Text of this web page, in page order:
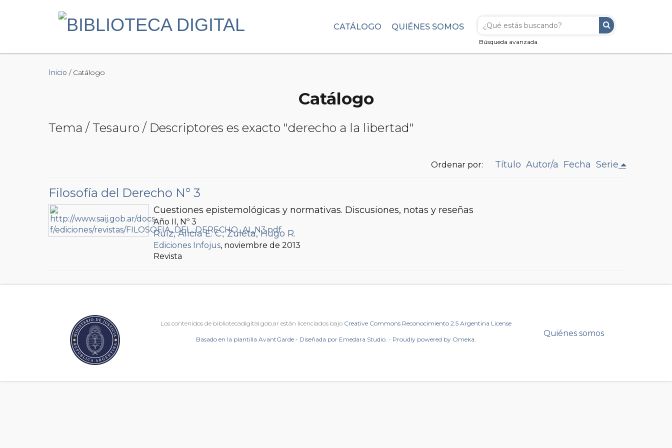
Búsqueda avanzada
CATÁLOGO QUIÉNES SOMOS
Inicio / Catálogo
Catálogo
Tema / Tesauro / Descriptores es exacto "derecho a la libertad"
Ordenar por: Título Autor/a Fecha Serie
Filosofía del Derecho N° 3
Cuestiones epistemológicas y normativas. Discusiones, notas y reseñas
Año II, Nº 3
Ruiz, Alicia E. C.;Zuleta, Hugo R.
Ediciones Infojus, noviembre de 2013
Revista
Los contenidos de bibliotecadigital.gob.ar están licenciados bajo Creative Commons Reconocimiento 2.5 Argentina License
Basado en la plantilla AvantGarde - Diseñada por Emedara Studio. - Proudly powered by Omeka.
Quiénes somos